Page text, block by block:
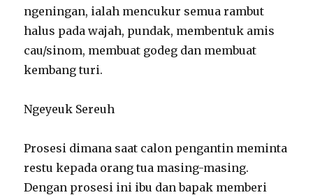
ngeningan, ialah mencukur semua rambut
halus pada wajah, pundak, membentuk amis
cau/sinom, membuat godeg dan membuat
kembang turi.
Ngeyeuk Sereuh
Prosesi dimana saat calon pengantin meminta
restu kepada orang tua masing-masing.
Dengan prosesi ini ibu dan bapak memberi